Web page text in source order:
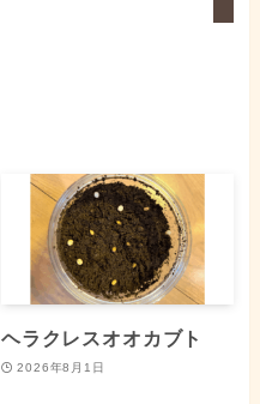
ヘラクレスオオカブト
2026年8月1日